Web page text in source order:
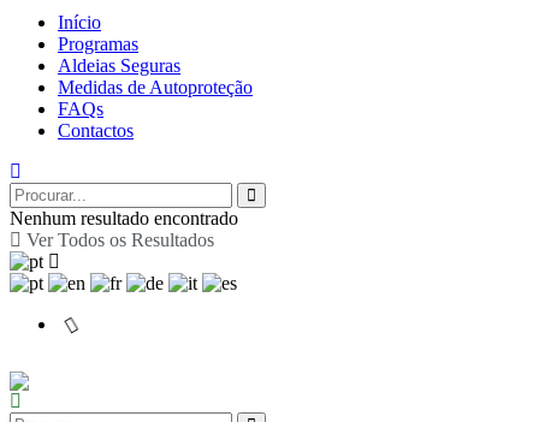
Início
Programas
Aldeias Seguras
Medidas de Autoproteção
FAQs
Contactos
Nenhum resultado encontrado
Ver Todos os Resultados